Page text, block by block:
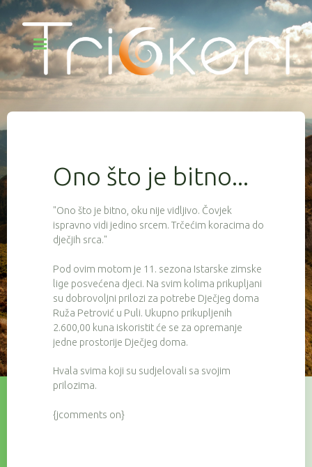
Ono što je bitno...
"Ono što je bitno, oku nije vidljivo. Čovjek
ispravno vidi jedino srcem. Trčećim koracima do
dječjih srca."
Pod ovim motom je 11. sezona Istarske zimske
lige posvećena djeci. Na svim kolima prikupljani
su dobrovoljni prilozi za potrebe Dječjeg doma
Ruža Petrović u Puli. Ukupno prikupljenih
2.600,00 kuna iskoristit će se za opremanje
jedne prostorije Dječjeg doma.
Hvala svima koji su sudjelovali sa svojim
prilozima.
{jcomments on}